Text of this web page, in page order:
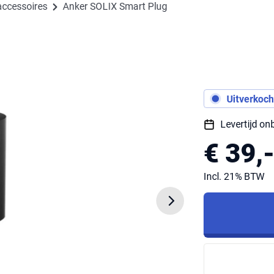
Anker SOLIX Smart Plug
Levertijd
€ 39,-
Incl. 21% BTW